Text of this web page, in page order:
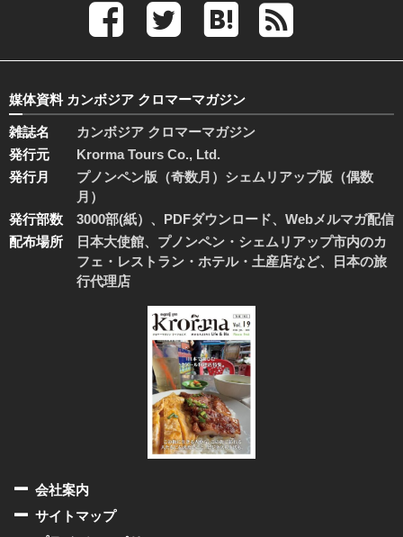
媒体資料 カンボジア クロマーマガジン
雑誌名
カンボジア クロマーマガジン
発行元
Krorma Tours Co., Ltd.
発行月
プノンペン版（奇数月）シェムリアップ版（偶数
月）
発行部数
3000部(紙）、PDFダウンロード、Webメルマガ配信
配布場所
日本大使館、プノンペン・シェムリアップ市内のカ
フェ・レストラン・ホテル・土産店など、日本の旅
行代理店
会社案内
サイトマップ